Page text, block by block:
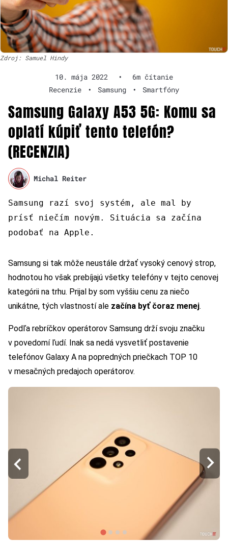
Zdroj: Samuel Hindy
10. mája 2022 •
6m čítanie
Recenzie
• Samsung • Smartfóny
Samsung Galaxy A53 5G: Komu sa
oplatí kúpiť tento telefón?
(RECENZIA)
Michal Reiter
Samsung razí svoj systém, ale mal by
prísť niečím novým. Situácia sa začína
podobať na Apple.
Samsung si tak môže neustále držať vysoký cenový strop,
hodnotou ho však prebíjajú všetky telefóny v tejto cenovej
kategórii na trhu. Prijal by som vyššiu cenu za niečo
unikátne, tých vlastností ale začína byť čoraz menej.
Podľa rebríčkov operátorov Samsung drží svoju značku
v povedomí ľudí. Inak sa nedá vysvetliť postavenie
telefónov Galaxy A na popredných priečkach TOP 10
v mesačných predajoch operátorov.